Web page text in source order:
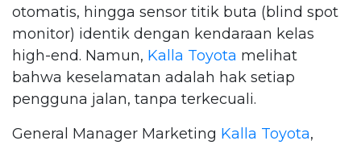
otomatis, hingga sensor titik buta (blind spot
monitor) identik dengan kendaraan kelas
high-end. Namun, Kalla Toyota melihat
bahwa keselamatan adalah hak setiap
pengguna jalan, tanpa terkecuali.
General Manager Marketing Kalla Toyota,